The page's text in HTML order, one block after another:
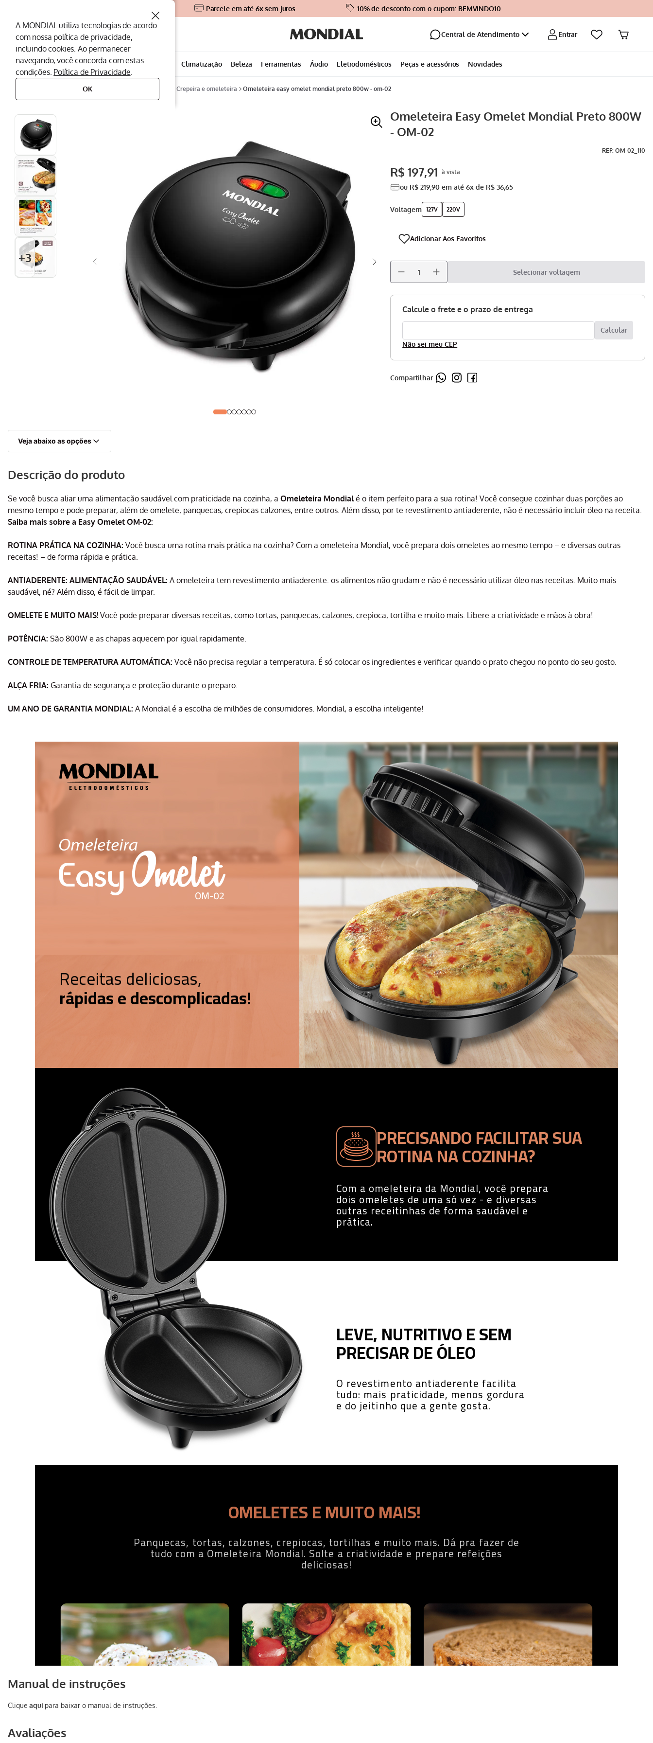
A MONDIAL utiliza tecnologias de acordo
com nossa política de privacidade,
incluindo cookies. Ao permanecer
navegando, você concorda com estas
condições. Política de Privacidade.
OK
Parcele em até 6x sem juros 10% de desconto com o cupom: BEMVINDO10
O que você procura?
Central de Atendimento Entrar
Todos os departamentos Eletroportáteis Climatização Beleza Ferramentas Áudio Eletrodomésticos Peças e acessórios Novidades
crepeira e omeleteira omeleteira easy omelet mondial preto 800w - om-02
+3
Omeleteira Easy Omelet Mondial Preto 800W
- OM-02
: OM-02_110
R$ 197,91
ou R$ 219,90 em até6x de R$ 36,65
voltagem 127V 220V
Selecionar voltagem
Não sei meu CEP
Compartilhar
Veja abaixo as opções
Descrição do produto
Se você busca aliar uma alimentação saudável com praticidade na cozinha, a Omeleteira Mondialé o item perfeito para a sua rotina! Você consegue cozinhar duas porções ao
mesmo tempo e pode preparar, além de omelete, panquecas, crepiocas calzones, entre outros. Além disso, por te revestimento antiaderente, não é necessário incluir óleo na receita.
Saiba mais sobre a Easy Omelet OM-02:
ROTINA PRÁTICA NA COZINHA: Você busca uma rotina mais prática na cozinha? Com a omeleteira Mondial, você prepara dois omeletes ao mesmo tempo – e diversas outras
receitas! – de forma rápida e prática.
ANTIADERENTE: ALIMENTAÇÃO SAUDÁVEL: A omeleteira tem revestimento antiaderente: os alimentos não grudam e não é necessário utilizar óleo nas receitas. Muito mais
saudável, né? Além disso, é fácil de limpar.
OMELETE E MUITO MAIS! Você pode preparar diversas receitas, como tortas, panquecas, calzones, crepioca, tortilha e muito mais. Libere a criatividade e mãos à obra!
POTÊNCIA: São 800W e as chapas aquecem por igual rapidamente.
CONTROLE DE TEMPERATURA AUTOMÁTICA: Você não precisa regular a temperatura. É só colocar os ingredientes e verificar quando o prato chegou no ponto do seu gosto.
ALÇA FRIA: Garantia de segurança e proteção durante o preparo.
UM ANO DE GARANTIA MONDIAL: A Mondial é a escolha de milhões de consumidores. Mondial, a escolha inteligente!
Manual de instruções
Clique aqui para baixar o manual de instruções.
Avaliações
Termos mais buscados
1º Peças Mondial
4º Assistencia Tecnica
5º Liquidificador
6º Secador
º Panificadora
8º Panela Elétrica
9º Aspirador
10ºMultiprocessador